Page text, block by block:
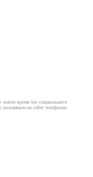
время без специального
на сайте телефонам.